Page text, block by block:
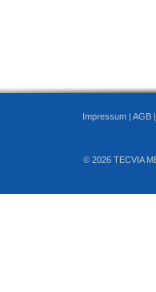
Impressum | AGB
© 2026 TECVIA